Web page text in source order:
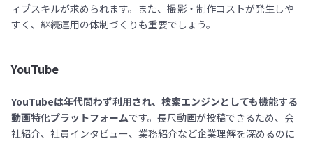
ィブスキルが求められます。また、撮影・制作コストが発生しや
すく、継続運用の体制づくりも重要でしょう。
YouTube
YouTubeは年代問わず利用され、検索エンジンとしても機能する
動画特化プラットフォームです。長尺動画が投稿できるため、会
社紹介、社員インタビュー、業務紹介など企業理解を深めるのに